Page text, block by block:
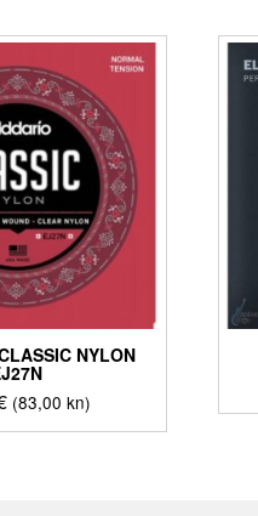
NYLON
(83,00 kn)